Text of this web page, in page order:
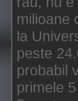
milioane
la
peste
probabil
primele